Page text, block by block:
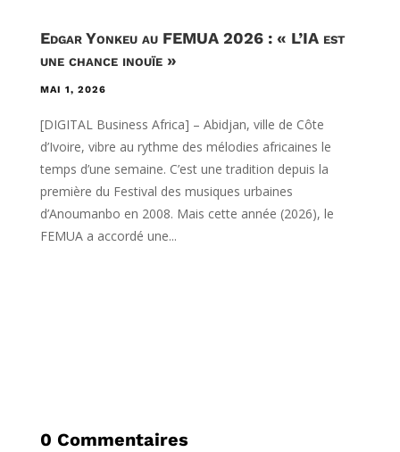
Edgar Yonkeu au FEMUA 2026 : « L’IA est
une chance inouïe »
MAI 1, 2026
[DIGITAL Business Africa] – Abidjan, ville de Côte
d’Ivoire, vibre au rythme des mélodies africaines le
temps d’une semaine. C’est une tradition depuis la
première du Festival des musiques urbaines
d’Anoumanbo en 2008. Mais cette année (2026), le
FEMUA a accordé une...
0 Commentaires